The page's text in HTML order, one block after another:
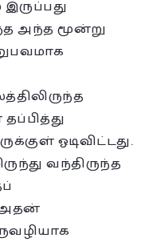
அந்த மூன்று
ஓடிவிட்டது.
வந்திருந்த
அதன்